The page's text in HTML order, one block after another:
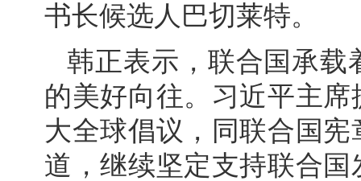
书长候选人巴切莱特。
韩正表示，联合国承载
的美好向往。习近平主
大全球倡议，同联合国
道，继续坚定支持联合